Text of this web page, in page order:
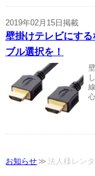
2019年02月15日掲載
壁掛けテレビにす
ブル選択を！
お知らせ 法人様レン